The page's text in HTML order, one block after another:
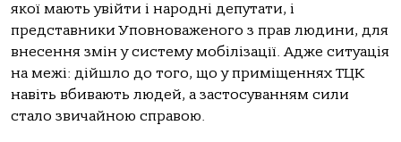
якої мають увійти і народні депутати, і
представники Уповноваженого з прав людини, для
внесення змін у систему мобілізації. Адже ситуація
на межі: дійшло до того, що у приміщеннях ТЦК
навіть вбивають людей, а застосуванням сили
стало звичайною справою.